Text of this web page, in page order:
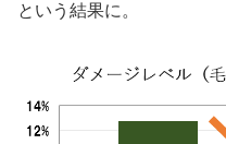
という結果に。